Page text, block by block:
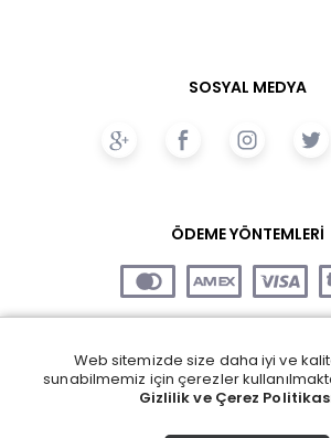
SOSYAL MEDYA
ÖDEME YÖNTEMLERİ
Web sitemizde size daha iyi ve
sunabilmemiz için çerezler
Gizlilik ve Çerez